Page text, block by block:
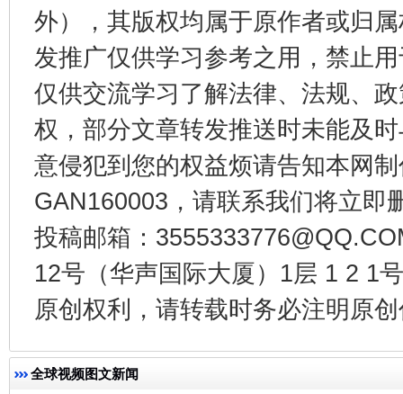
外），其版权均属于原作者或归
发推广仅供学习参考之用，禁止
仅供交流学习了解法律、法规、
权，部分文章转发推送时未能及
意侵犯到您的权益烦请告知本网
GAN160003，请联系我们将立即
投稿邮箱：
12号（华声国际大厦）1层 1 2 1
原创权利，请转载时务必注明原
全球视频图文新闻
千年窑火 生生不息 一